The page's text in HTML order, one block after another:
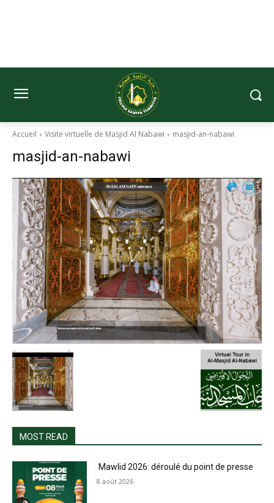
Accueil Visite virtuelle de Masjid Al Nabawi masjid-an-nabawi
masjid-an-nabawi
MOST READ
Mawlid 2026: déroulé du point de presse
8 août 2026